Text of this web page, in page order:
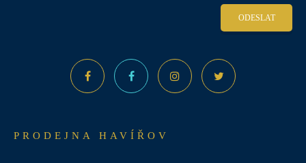
ODESLAT
PRODEJNA HAVÍŘOV